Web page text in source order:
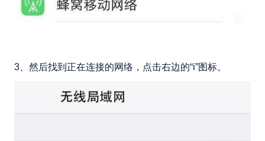
3、然后找到正在连接的网络，点击右边的“i”图标。